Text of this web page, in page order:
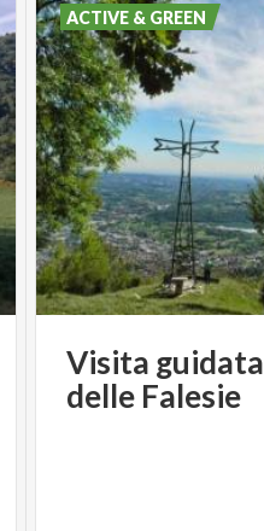
Visita guidata
delle Falesie
ACTIVE & GREEN